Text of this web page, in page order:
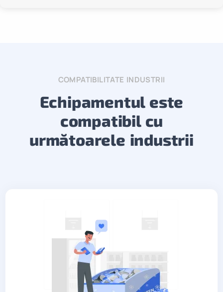
COMPATIBILITATE INDUSTRII
Echipamentul este
compatibil cu
următoarele industrii